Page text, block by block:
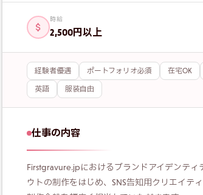
自己PR・志望動機
ポートフォリオ・職務経歴書
時給
2,500円以上
経験者優遇 ポートフォリオ必須 在宅OK
英語 服装自由
仕事の内容
Firstgravure.jpにおけるブランドアイデンテ
ウトの制作をはじめ、SNS告知用クリエイテ